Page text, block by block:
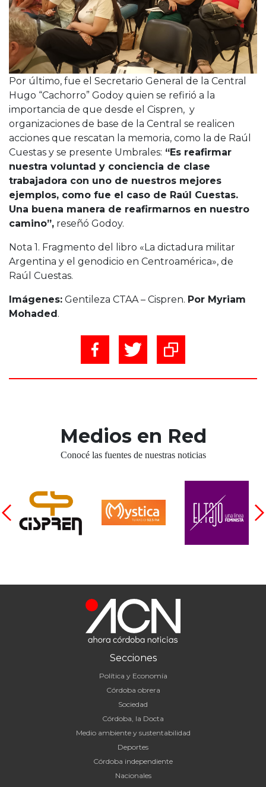
Por último, fue el Secretario General de la Central
Hugo “Cachorro” Godoy quien se refirió a la
importancia de que desde el Cispren, y
organizaciones de base de la Central se realicen
acciones que rescatan la memoria, como la de Raúl
Cuestas y se presente Umbrales: “Es reafirmar
nuestra voluntad y conciencia de clase
trabajadora con uno de nuestros mejores
ejemplos, como fue el caso de Raúl Cuestas.
Una buena manera de reafirmarnos en nuestro
camino”, reseñó Godoy.
Nota 1. Fragmento del libro «La dictadura militar
Argentina y el genodicio en Centroamérica», de
Raúl Cuestas.
Imágenes: Gentileza CTAA – Cispren. Por Myriam
Mohaded.
Medios en Red
Conocé las fuentes de nuestras noticias
Secciones
Política y Economía
Córdoba obrera
Sociedad
Córdoba, la Docta
Medio ambiente y sustentabilidad
Deportes
Córdoba independiente
Nacionales